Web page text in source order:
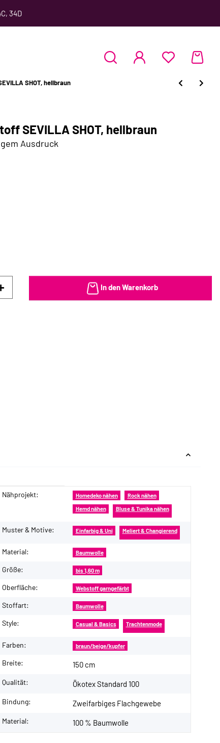
34D
SHOT, hellbraun
SEVILLA SHOT, hellbraun
Ausdruck
In den Warenkorb
Produkteigenschaft
Wert
Nähprojekt: Homedeko nähen Rock nähen
Hemd nähen Bluse & Tunika nähen
Muster & Motive: Einfarbig & Uni Meliert & Changierend
Material: Baumwolle
Größe: bis 1,60 m
Oberfläche: Webstoff garngefärbt
Stoffart: Baumwolle
Style: Casual & Basics Trachtenmode
Farben: braun/beige/kupfer
Breite: 150 cm
Qualität: Ökotex Standard 100
Bindung: Zweifarbiges Flachgewebe
Material: 100 % Baumwolle